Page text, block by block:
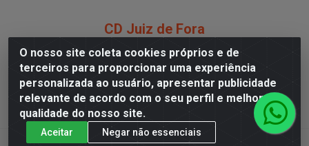
O nosso site coleta cookies próprios e de
terceiros para proporcionar uma experiência
personalizada ao usuário, apresentar publicidade
relevante de acordo com o seu perfil e melhorar a
qualidade do nosso site.
Aceitar Negar não essenciais
CD Juiz de Fora
Rodovia BR-040 , Nº 0, Área B2 Condominio Brasil
LOG - São Pedro, Juiz de Fora/MG
CNPJ 19.199.702/0005-06